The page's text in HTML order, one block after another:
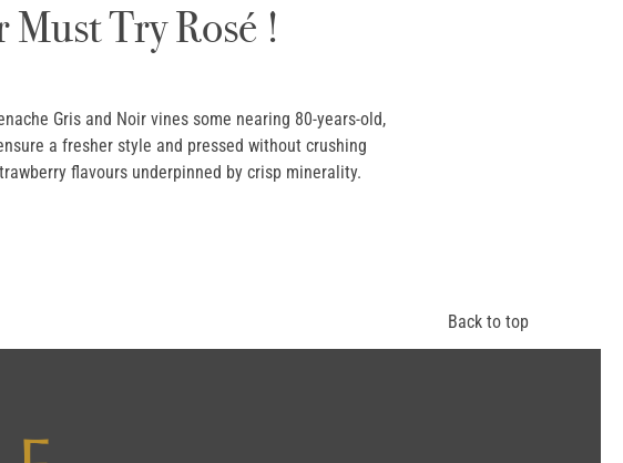
Try Rosé !
Gris and Noir vines some nearing 80-years-old,
a fresher style and pressed without crushing
flavours underpinned by crisp minerality.
Back to top